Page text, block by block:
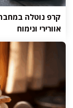
קרפ נוטלה
אוורירי ונימוח